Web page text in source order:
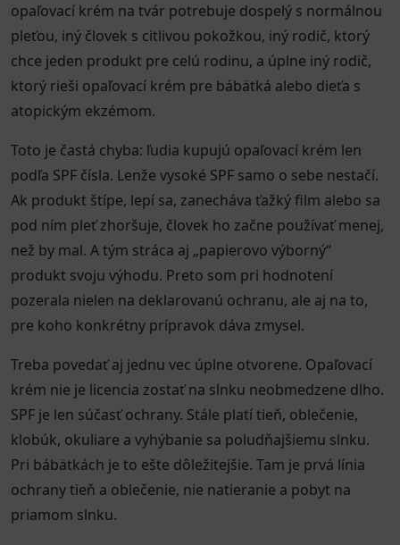
opaľovací krém na tvár potrebuje dospelý s normálnou
pleťou, iný človek s citlivou pokožkou, iný rodič, ktorý
chce jeden produkt pre celú rodinu, a úplne iný rodič,
ktorý rieši opaľovací krém pre bábätká alebo dieťa s
atopickým ekzémom.
Toto je častá chyba: ľudia kupujú opaľovací krém len
podľa SPF čísla. Lenže vysoké SPF samo o sebe nestačí.
Ak produkt štípe, lepí sa, zanecháva ťažký film alebo sa
pod ním pleť zhoršuje, človek ho začne používať menej,
než by mal. A tým stráca aj „papierovo výborný“
produkt svoju výhodu. Preto som pri hodnotení
pozerala nielen na deklarovanú ochranu, ale aj na to,
pre koho konkrétny prípravok dáva zmysel.
Treba povedať aj jednu vec úplne otvorene. Opaľovací
krém nie je licencia zostať na slnku neobmedzene dlho.
SPF je len súčasť ochrany. Stále platí tieň, oblečenie,
klobúk, okuliare a vyhýbanie sa poludňajšiemu slnku.
Pri bábätkách je to ešte dôležitejšie. Tam je prvá línia
ochrany tieň a oblečenie, nie natieranie a pobyt na
priamom slnku.